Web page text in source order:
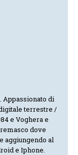
Appassionato di
terrestre /
e Voghera e
dove
aggiungendo al
e Iphone.